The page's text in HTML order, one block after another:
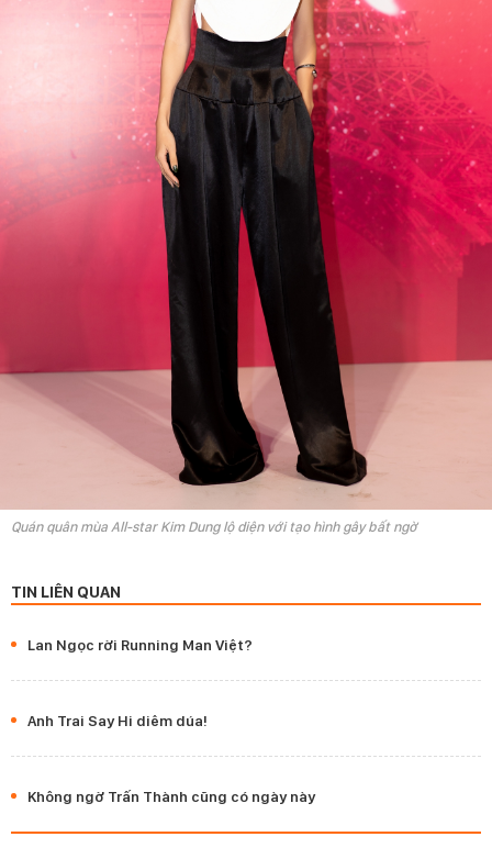
Quán quân mùa All-star Kim Dung lộ diện với tạo hình gây bất ngờ
TIN LIÊN QUAN
Lan Ngọc rời Running Man Việt?
Anh Trai Say Hi diêm dúa!
Không ngờ Trấn Thành cũng có ngày này